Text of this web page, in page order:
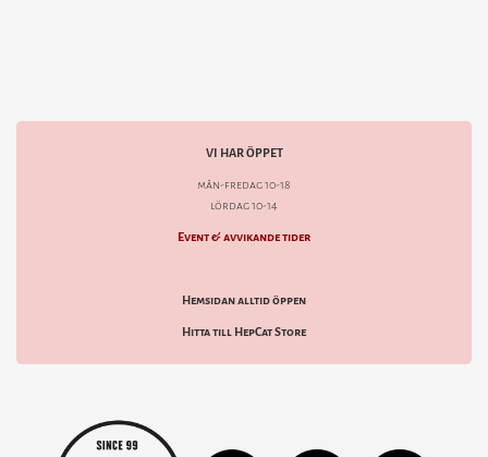
VI HAR ÖPPET
mån-fredag 10-18
lördag 10-14
Event & avvikande tider
Hemsidan alltid öppen
Hitta till HepCat Store